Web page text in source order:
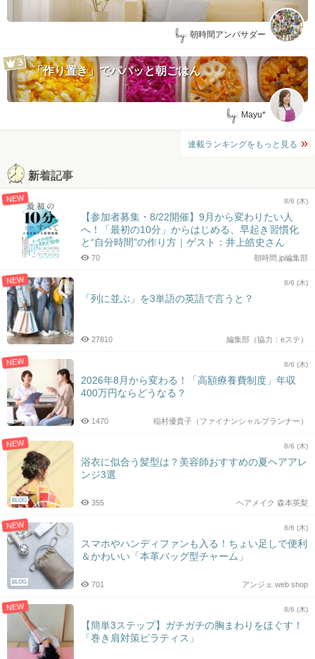
by: 朝時間アンバサダー
「作り置き」でパパッと朝ごはん
by: Mayu*
連載ランキングをもっと見る
新着記事
NEW 8/6 (木)
【参加者募集・8/22開催】9月から変わりたい人
へ！「最初の10分」からはじめる、早起き習慣化
と“自分時間”の作り方｜ゲスト：井上皓史さん
朝時間.jp編集部
70
NEW 8/6 (木)
「列に並ぶ」を3単語の英語で言うと？
編集部（協力：eステ）
27810
NEW 8/6 (木)
2026年8月から変わる！「高額療養費制度」年収
400万円ならどうなる？
稲村優貴子（ファイナンシャルプランナー）
1470
NEW
BLOG
8/6 (木)
浴衣に似合う髪型は？美容師おすすめの夏ヘアアレ
ンジ3選
ヘアメイク 森本英梨
355
NEW
BLOG
8/6 (木)
スマホやハンディファンも入る！ちょい足しで便利
＆かわいい「本革バッグ型チャーム」
アンジェ web shop
701
NEW 8/6 (木)
【簡単3ステップ】ガチガチの胸まわりをほぐす！
「巻き肩対策ピラティス」